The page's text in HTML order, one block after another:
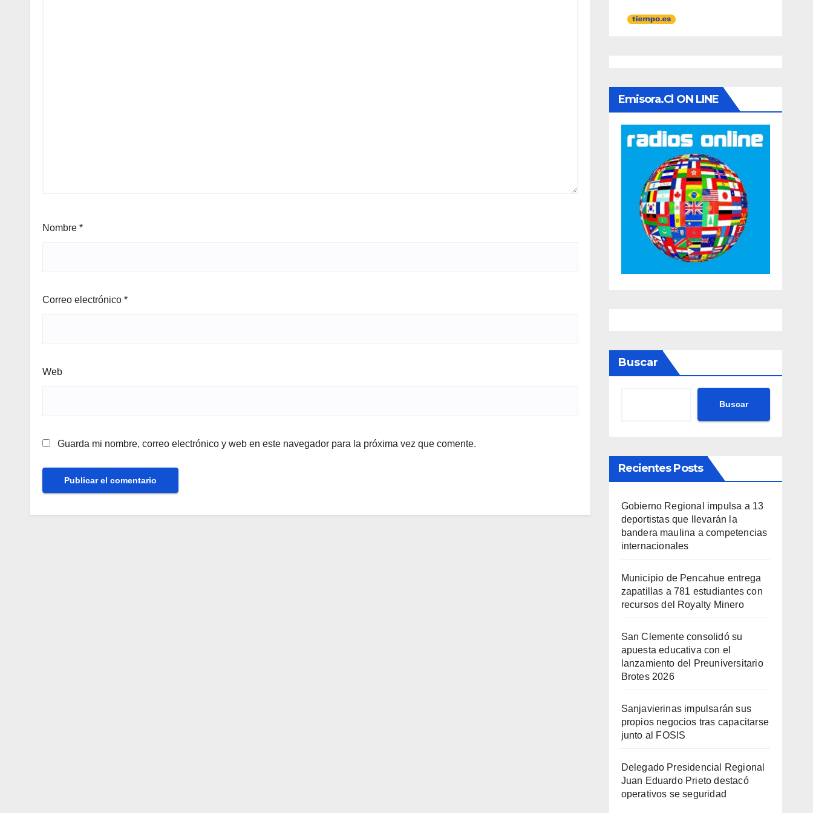
Nombre *
Correo electrónico *
Web
Guarda mi nombre, correo electrónico y web en este navegador para la próxima vez que comente.
Emisora.cl ON LINE
Buscar
Buscar
Recientes Posts
Gobierno Regional impulsa a 13
deportistas que llevarán la
bandera maulina a competencias
internacionales
Municipio de Pencahue entrega
zapatillas a 781 estudiantes con
recursos del Royalty Minero
San Clemente consolidó su
apuesta educativa con el
lanzamiento del Preuniversitario
Brotes 2026
Sanjavierinas impulsarán sus
propios negocios tras capacitarse
junto al FOSIS
Delegado Presidencial Regional
Juan Eduardo Prieto destacó
operativos se seguridad